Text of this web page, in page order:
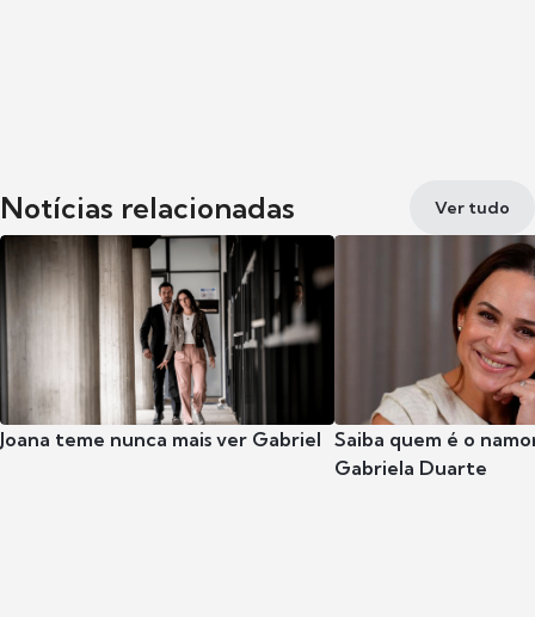
Notícias relacionadas Ver tudo
Joana teme nunca mais ver Gabriel Saiba quem é o
Gabriela Duarte